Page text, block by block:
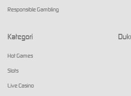
Responsible Gambling
Kategori
Hot Games
Slots
Live Casino